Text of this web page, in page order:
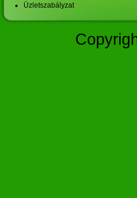
Üzletszabályzat